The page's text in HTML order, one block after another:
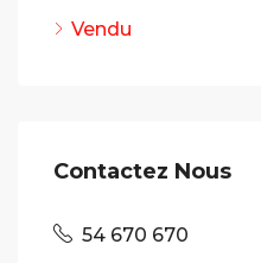
Vendu
Contactez Nous
54 670 670